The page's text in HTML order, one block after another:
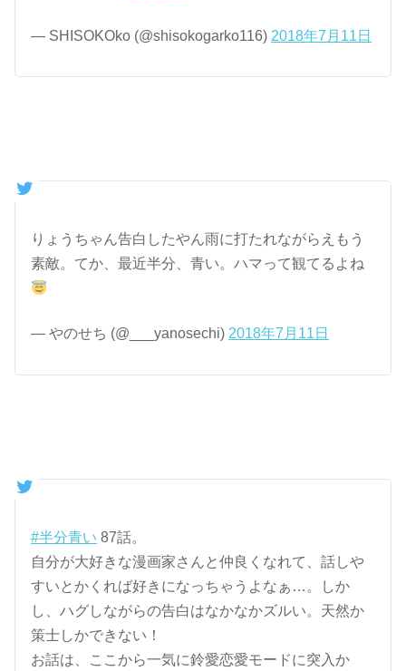
— SHISOKOko (@shisokogarko116) 2018年7月11日
りょうちゃん告白したやん雨に打たれながらえもう
素敵。てか、最近半分、青い。ハマって観てるよね
— やのせち (@___yanosechi) 2018年7月11日
#半分青い 87話。
自分が大好きな漫画家さんと仲良くなれて、話しや
すいとかくれば好きになっちゃうよなぁ…。しか
し、ハグしながらの告白はなかなかズルい。天然か
策士しかできない！
お話は、ここから一気に鈴愛恋愛モードに突入か